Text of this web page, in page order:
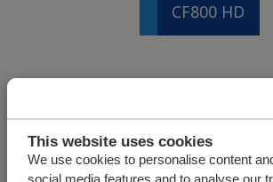
This website uses cookies
We use cookies to personalise content
social media features and to analyse our
CF800 HD
CF150